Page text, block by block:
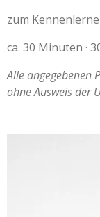
zum
ca. 30 Minuten ·
Alle angegebenen
ohne Ausweis der